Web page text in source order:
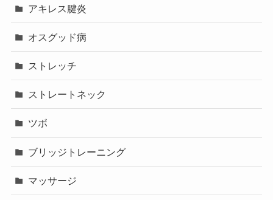
アキレス腱炎
オスグッド病
ストレッチ
ストレートネック
ツボ
ブリッジトレーニング
マッサージ